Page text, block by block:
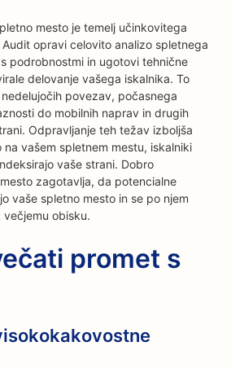
mesto je temelj učinkovitega
Audit opravi celovito analizo spletnega
podrobnostmi in ugotovi tehnične
delovanje vašega iskalnika. To
povezav, počasnega
do mobilnih naprav in drugih
Odpravljanje teh težav izboljša
vašem spletnem mestu, iskalniki
vaše strani. Dobro
zagotavlja, da potencialne
vaše spletno mesto in se po njem
obisku.
promet s